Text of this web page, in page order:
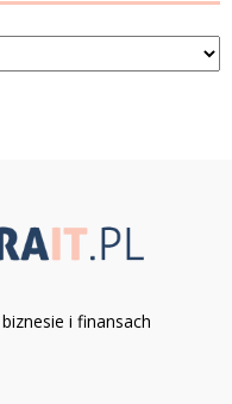
i finansach